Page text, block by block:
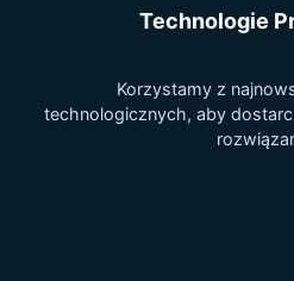
Technologie
Korzystamy z
technologicznych, aby